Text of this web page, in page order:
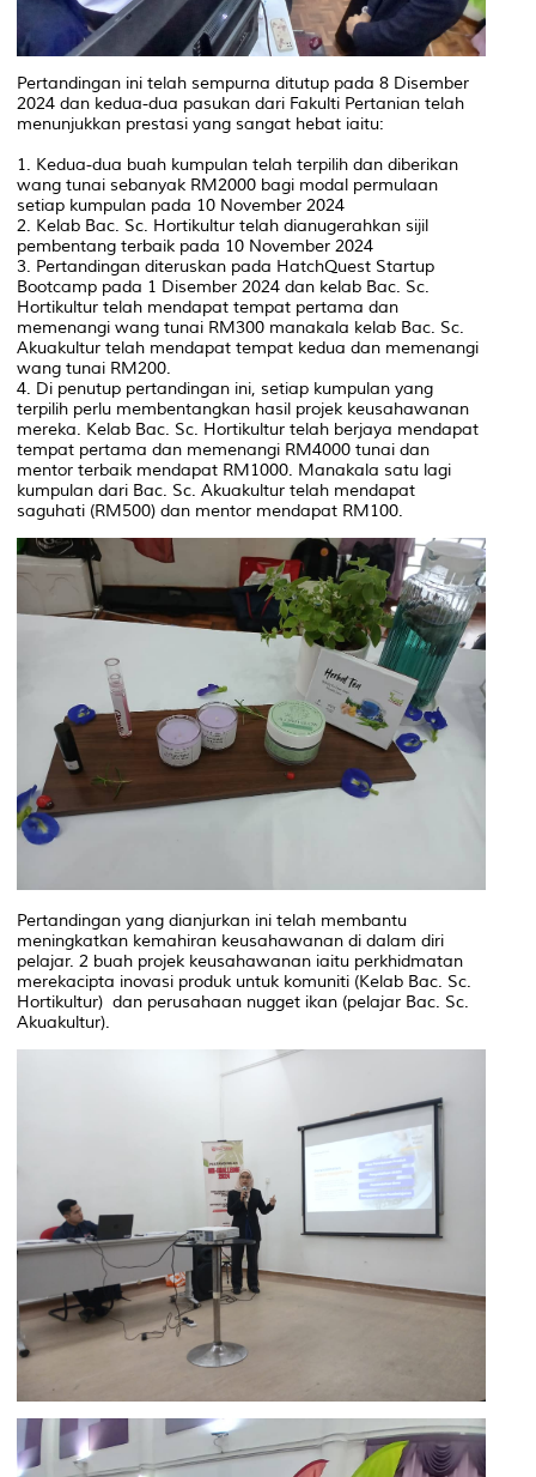
Pertandingan ini telah sempurna ditutup pada 8 Disember
2024 dan kedua-dua pasukan dari Fakulti Pertanian telah
menunjukkan prestasi yang sangat hebat iaitu:
1. Kedua-dua buah kumpulan telah terpilih dan diberikan
wang tunai sebanyak RM2000 bagi modal permulaan
setiap kumpulan pada 10 November 2024
2. Kelab Bac. Sc. Hortikultur telah dianugerahkan sijil
pembentang terbaik pada 10 November 2024
3. Pertandingan diteruskan pada HatchQuest Startup
Bootcamp pada 1 Disember 2024 dan kelab Bac. Sc.
Hortikultur telah mendapat tempat pertama dan
memenangi wang tunai RM300 manakala kelab Bac. Sc.
Akuakultur telah mendapat tempat kedua dan memenangi
wang tunai RM200.
4. Di penutup pertandingan ini, setiap kumpulan yang
terpilih perlu membentangkan hasil projek keusahawanan
mereka. Kelab Bac. Sc. Hortikultur telah berjaya mendapat
tempat pertama dan memenangi RM4000 tunai dan
mentor terbaik mendapat RM1000. Manakala satu lagi
kumpulan dari Bac. Sc. Akuakultur telah mendapat
saguhati (RM500) dan mentor mendapat RM100.
Pertandingan yang dianjurkan ini telah membantu
meningkatkan kemahiran keusahawanan di dalam diri
pelajar. 2 buah projek keusahawanan iaitu perkhidmatan
merekacipta inovasi produk untuk komuniti (Kelab Bac. Sc.
Hortikultur) dan perusahaan nugget ikan (pelajar Bac. Sc.
Akuakultur).